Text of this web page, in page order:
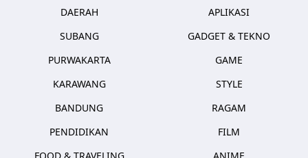
DAERAH
SUBANG
PURWAKARTA
KARAWANG
BANDUNG
PENDIDIKAN
APLIKASI
GADGET & TEKNO
GAME
STYLE
RAGAM
FILM